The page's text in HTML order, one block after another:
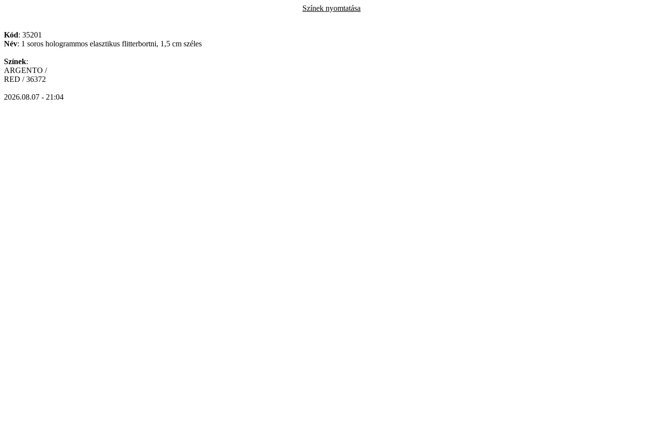
Színek nyomtatása
Kód: 35201
Név: 1 soros hologrammos elasztikus flitterbortni, 1,5 cm széles
Színek:
ARGENTO /
RED / 36372
2026.08.07 - 21:04